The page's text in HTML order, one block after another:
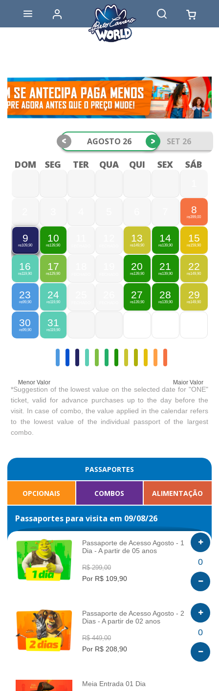
AGOSTO 26 SET 26
< >
DOM SEG TER QUA QUI SEX SÁB
8
R$399,00
9
R$109,90
10
R$139,90
13
R$149,90
14
R$139,90
15
R$159,90
16
R$119,90
17
R$129,90
20
R$139,90
21
R$139,90
22
R$149,90
23
R$99,90
24
R$119,90
27
R$139,90
28
R$139,90
29
R$149,90
30
R$99,90
31
R$119,90
Menor Valor Maior Valor
*Suggestion of the lowest value on the selected date for "ONE"
ticket, valid for advance purchases up to the day before the
visit. In case of combo, the value applied in the calendar refers
to the lowest value of the individual passport of the largest
combo.
PASSAPORTES
OPCIONAIS COMBOS ALIMENTAÇÃO
Passaportes para visita em 09/08/26
INFO
Passaporte de Acesso Agosto - 1
Dia - A partir de 05 anos
R$ 299,00
Por R$ 109,90
0
INFO
Passaporte de Acesso Agosto - 2
Dias - A partir de 02 anos
R$ 449,00
Por R$ 208,90
0
Meia Entrada 01 Dia